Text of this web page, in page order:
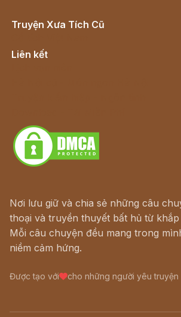
Truyện Xưa Tích Cũ
Liên kết
Nơi lưu giữ và chia sẻ những câu
thoại và truyền thuyết bất hủ từ
Mỗi câu chuyện đều mang trong
niềm cảm hứng.
Được tạo với cho những người yêu truyện